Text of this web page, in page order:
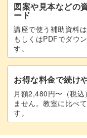
図案や見本などの
ード
講座で使う補助資料
もしくはPDFでダウ
す。
お得な料金で続け
月額2,480円〜（税込
ません。教室に比べ
す。